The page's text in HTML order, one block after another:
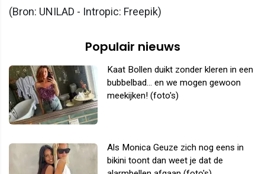
(Bron: UNILAD - Intropic: Freepik)
Populair nieuws
Kaat Bollen duikt zonder kleren in een
bubbelbad... en we mogen gewoon
meekijken! (foto's)
Als Monica Geuze zich nog eens in
bikini toont dan weet je dat de